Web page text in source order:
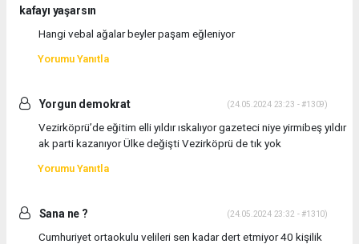
kafayı yaşarsın
Hangi vebal ağalar beyler paşam eğleniyor
Yorumu Yanıtla
Yorgun demokrat (24.05.2024 23:23 - #1309)
Vezirköprü’de eğitim elli yıldır ıskalıyor gazeteci niye yirmibeş yıldır
ak parti kazanıyor Ülke değişti Vezirköprü de tık yok
Yorumu Yanıtla
Sana ne ? (24.05.2024 23:32 - #1310)
Cumhuriyet ortaokulu velileri sen kadar dert etmiyor 40 kişilik